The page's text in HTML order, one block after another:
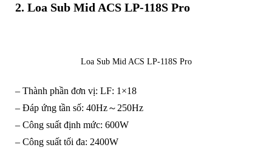
2. Loa Sub Mid ACS LP-118S Pro
Loa Sub Mid ACS LP-118S Pro
– Thành phần đơn vị: LF: 1×18
– Đáp ứng tần số: 40Hz～250Hz
– Công suất định mức: 600W
– Công suất tối đa: 2400W